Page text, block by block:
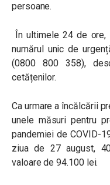
persoane.
În ultimele 24 de
numărul unic de
(0800 800 358),
cetățenilor.
Ca urmare a încălcării
unele măsuri pentru
pandemiei de COVID-
ziua de 27 august,
valoare de 94.100 lei.